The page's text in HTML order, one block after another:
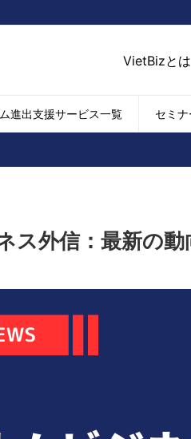
VietBizとは
進出支援サービス一覧 セミ
日用消費・小売
デジタル経済・IT
物流・倉庫
アパレル
化学・素材
ス外信：最新の